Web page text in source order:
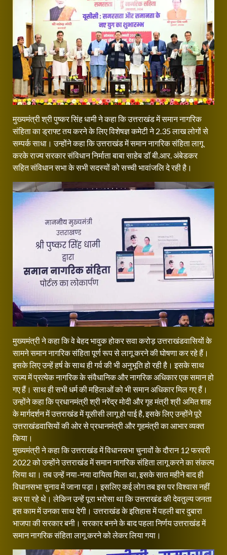
मुख्यमंत्री श्री पुष्कर सिंह धामी ने कहा कि उत्तराखंड में समान नागरिक
संहिता का ड्राफ्ट तय करने के लिए विशेषज्ञ कमेटी ने 2.35 लाख लोगों से
सम्पर्क साधा। उन्होंने कहा कि उत्तराखंड में समान नागरिक संहिता लागू
करके राज्य सरकार संविधान निर्माता बाबा साहेब डॉ बी.आर. अंबेडकर
सहित संविधान सभा के सभी सदस्यों को सच्ची भावांजलि दे रही है।
मुख्यमंत्री ने कहा कि वे बेहद भावुक होकर सवा करोड़ उत्तराखंडवासियों के
सामने समान नागरिक संहिता पूर्ण रूप से लागू करने की घोषणा कर रहे हैं।
इसके लिए उन्हें हर्ष के साथ ही गर्व की भी अनुभूति हो रही है। इसके साथ
राज्य में प्रत्येक नागरिक के संवैधानिक और नागरिक अधिकार एक समान हो
गए हैं। साथ ही सभी धर्म की महिलाओं को भी समान अधिकार मिल गए हैं।
उन्होंने कहा कि प्रधानमंत्री श्री नरेंद्र मोदी और गृह मंत्री श्री अमित शाह
के मार्गदर्शन में उत्तराखंड में यूसीसी लागू हो पाई है, इसके लिए उन्होंने पूरे
उत्तराखंडवासियों की ओर से प्रधानमंत्री और गृहमंत्री का आभार व्यक्त
किया।
मुख्यमंत्री ने कहा कि उत्तराखंड में विधानसभा चुनावों के दौरान 12 फरवरी
2022 को उन्होंने उत्तराखंड में समान नागरिक संहिता लागू करने का संकल्प
लिया था। तब उन्हें नया-नया दायित्व मिला था, इसके सात महीने बाद ही
विधानसभा चुनाव में जाना पड़ा। इसलिए कई लोग तब इस पर विश्वास नहीं
कर पा रहे थे। लेकिन उन्हें पूरा भरोसा था कि उत्तराखंड की देवतुल्य जनता
इस काम में उनका साथ देगी। उत्तराखंड के इतिहास में पहली बार दुबारा
भाजपा की सरकार बनी। सरकार बनने के बाद पहला निर्णय उत्तराखंड में
समान नागरिक संहिता लागू करने को लेकर लिया गया।